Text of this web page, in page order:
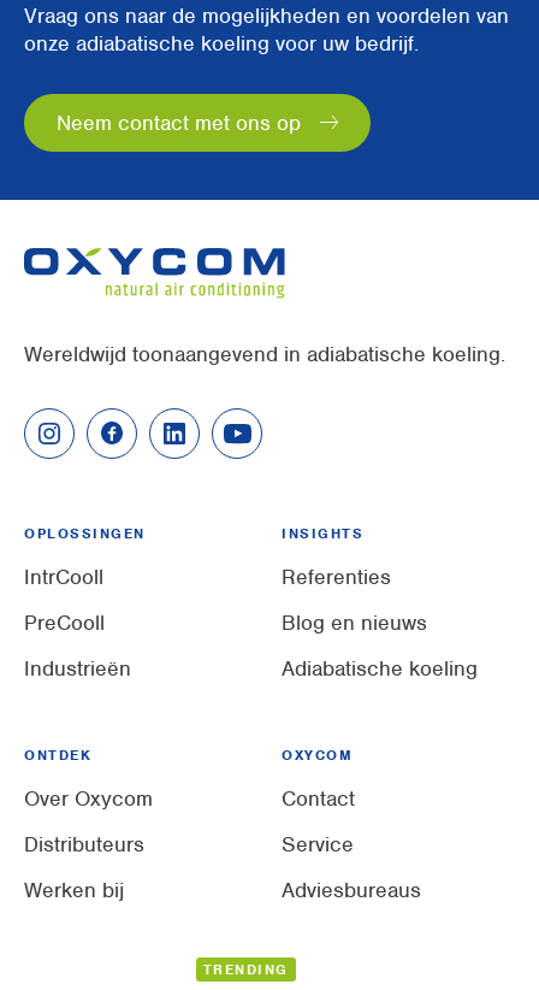
Vraag ons naar de mogelijkheden en voordelen van
onze adiabatische koeling voor uw bedrijf.
Neem contact met ons op
Wereldwijd toonaangevend in adiabatische koeling.
OPLOSSINGEN
IntrCooll
PreCooll
Industrieën
INSIGHTS
Referenties
Blog en nieuws
Adiabatische koeling
ONTDEK
Over Oxycom
Distributeurs
Werken bij
OXYCOM
Contact
Service
Adviesbureaus
TRENDING